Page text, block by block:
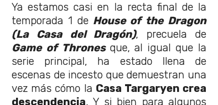
Ya estamos casi en la recta final de la
temporada 1 deHouse of the Dragon
(La Casa del Dragón), precuela de
Game of Thrones que, al igual que la
serie principal, ha estado llena de
escenas de incesto que demuestran una
vez más cómo la Casa Targaryen crea
descendencia. Y si bien para algunos